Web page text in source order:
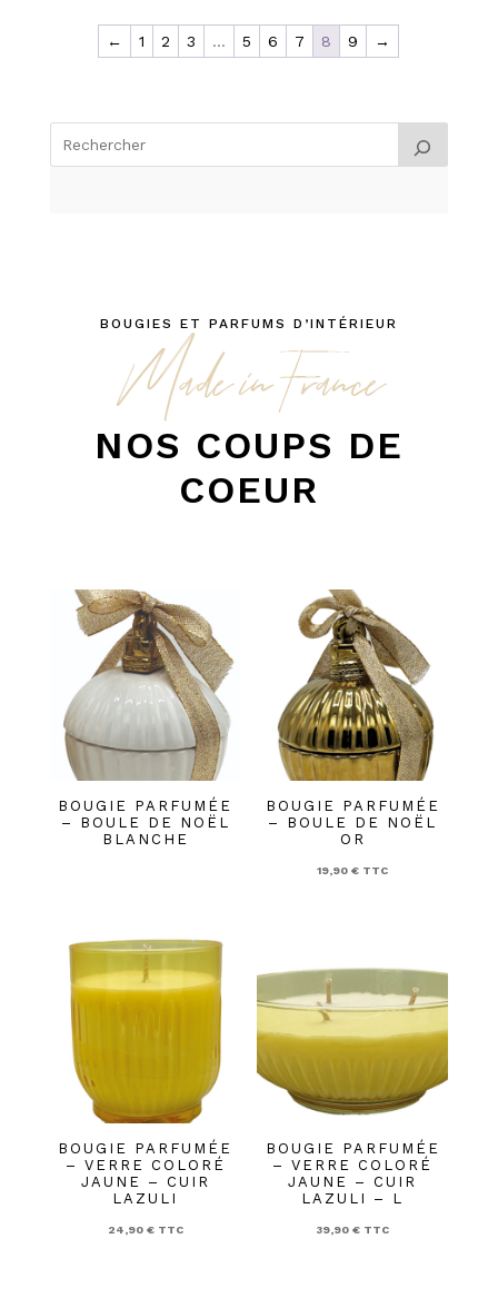
← 1 2 3 … 5 6 7 8 9 →
BOUGIES ET PARFUMS D’INTÉRIEUR
Made in France
NOS COUPS DE
COEUR
BOUGIE PARFUMÉE
– BOULE DE NOËL
BLANCHE
BOUGIE PARFUMÉE
– BOULE DE NOËL
OR
19,90€ TTC
BOUGIE PARFUMÉE
– VERRE COLORÉ
JAUNE – CUIR
LAZULI
24,90 € TTC
BOUGIE PARFUMÉE
– VERRE COLORÉ
JAUNE – CUIR
LAZULI – L
39,90 € TTC